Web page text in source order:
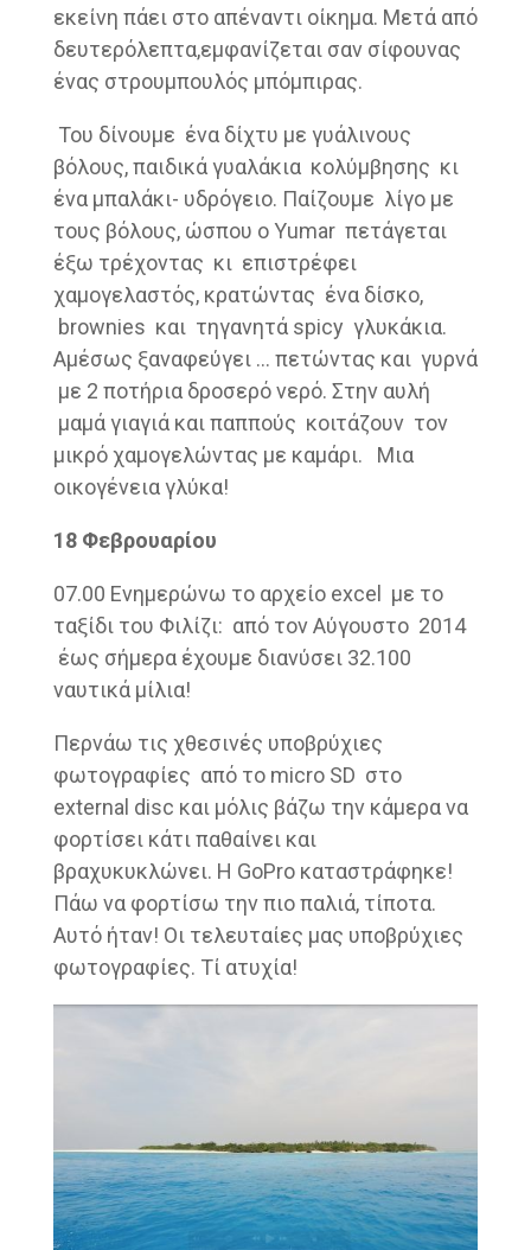
εκείνη πάει στο απέναντι οίκημα. Μετά από
δευτερόλεπτα,εμφανίζεται σαν σίφουνας
ένας στρουμπουλός μπόμπιρας.
Του δίνουμε ένα δίχτυ με γυάλινους
βόλους, παιδικά γυαλάκια κολύμβησης κι
ένα μπαλάκι- υδρόγειο. Παίζουμε λίγο με
τους βόλους, ώσπου ο Yumar πετάγεται
έξω τρέχοντας κι επιστρέφει
χαμογελαστός, κρατώντας ένα δίσκο,
brownies και τηγανητά spicy γλυκάκια.
Αμέσως ξαναφεύγει … πετώντας και γυρνά
με 2 ποτήρια δροσερό νερό. Στην αυλή
μαμά γιαγιά και παππούς κοιτάζουν τον
μικρό χαμογελώντας με καμάρι. Μια
οικογένεια γλύκα!
18 Φεβρουαρίου
07.00 Ενημερώνω το αρχείο excel με το
ταξίδι του Φιλίζι: από τον Αύγουστο 2014
έως σήμερα έχουμε διανύσει 32.100
ναυτικά μίλια!
Περνάω τις χθεσινές υποβρύχιες
φωτογραφίες από το micro SD στο
external disc και μόλις βάζω την κάμερα να
φορτίσει κάτι παθαίνει και
βραχυκυκλώνει. Η GoPro καταστράφηκε!
Πάω να φορτίσω την πιο παλιά, τίποτα.
Αυτό ήταν! Οι τελευταίες μας υποβρύχιες
φωτογραφίες. Τί ατυχία!